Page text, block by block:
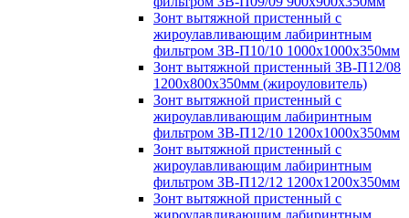
Зонт вытяжной пристенный с
жироулавливающим лабиринтным
фильтром ЗВ-П10/10 1000х1000х350мм
Зонт вытяжной пристенный ЗВ-П12/08
1200х800х350мм (жироуловитель)
Зонт вытяжной пристенный с
жироулавливающим лабиринтным
фильтром ЗВ-П12/10 1200х1000х350мм
Зонт вытяжной пристенный с
жироулавливающим лабиринтным
фильтром ЗВ-П12/12 1200х1200х350мм
Зонт вытяжной пристенный с
жироулавливающим лабиринтным